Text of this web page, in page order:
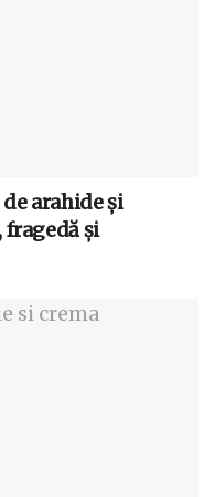
arahide și
fragedă și